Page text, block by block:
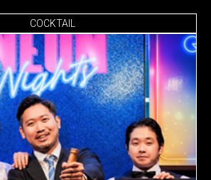
COCKTAIL